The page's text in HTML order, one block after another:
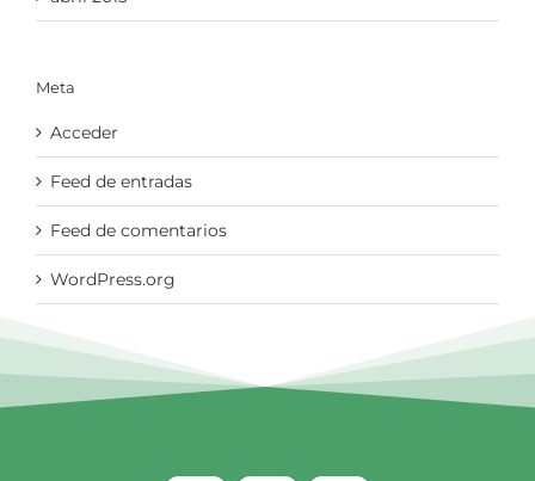
Meta
Acceder
Feed de entradas
Feed de comentarios
WordPress.org